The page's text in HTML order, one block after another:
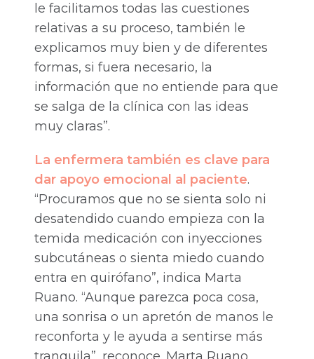
le facilitamos todas las cuestiones
relativas a su proceso, también le
explicamos muy bien y de diferentes
formas, si fuera necesario, la
información que no entiende para que
se salga de la clínica con las ideas
muy claras”.
La enfermera también es clave para
dar apoyo emocional al paciente.
“Procuramos que no se sienta solo ni
desatendido cuando empieza con la
temida medicación con inyecciones
subcutáneas o sienta miedo cuando
entra en quirófano”, indica Marta
Ruano. “Aunque parezca poca cosa,
una sonrisa o un apretón de manos le
reconforta y le ayuda a sentirse más